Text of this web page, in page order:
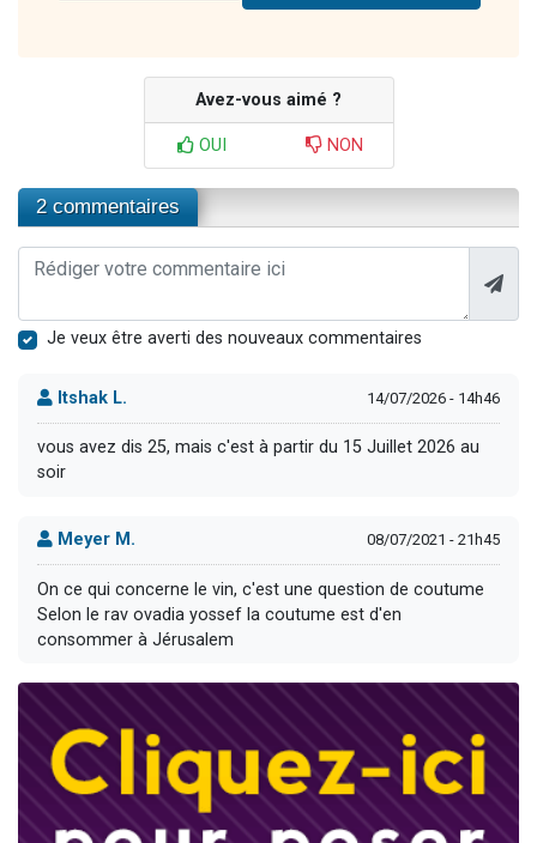
Avez-vous aimé ?
OUI NON
2 commentaires
Je veux être averti des nouveaux commentaires
Itshak L. 14/07/2026 - 14h46
vous avez dis 25, mais c'est à partir du 15 Juillet 2026 au
soir
Meyer M. 08/07/2021 - 21h45
On ce qui concerne le vin, c'est une question de coutume
Selon le rav ovadia yossef la coutume est d'en
consommer à Jérusalem